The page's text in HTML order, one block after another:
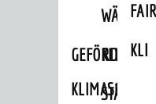
GEFÖRDERTE